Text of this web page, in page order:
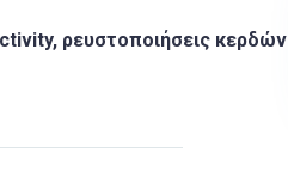
ρευστοποιήσεις κερδών